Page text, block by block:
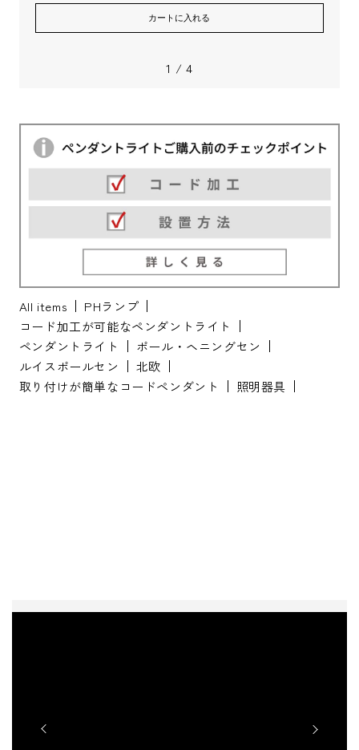
カートに入れる
1 / 4
All items
PHランプ
コード加工が可能なペンダントライト
ペンダントライト
ポール・ヘニングセン
ルイスポールセン
北欧
取り付けが簡単なコードペンダント
照明器具